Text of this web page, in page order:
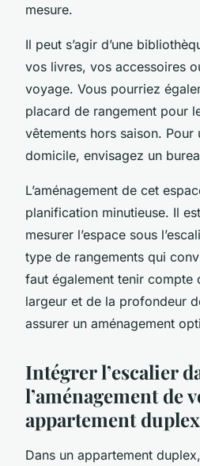
mesure.
Il peut s’agir d’une
vos livres, vos accessoires
voyage. Vous pourriez
placard de rangement pour
vêtements hors saison. Pour
domicile, envisagez un
L’aménagement de cet
planification minutieuse. Il
mesurer l’espace sous
type de rangements qui
faut également tenir compte
largeur et de la profondeur
assurer un aménagement
Intégrer l’escalier
l’aménagement de
appartement duplex
Dans un appartement